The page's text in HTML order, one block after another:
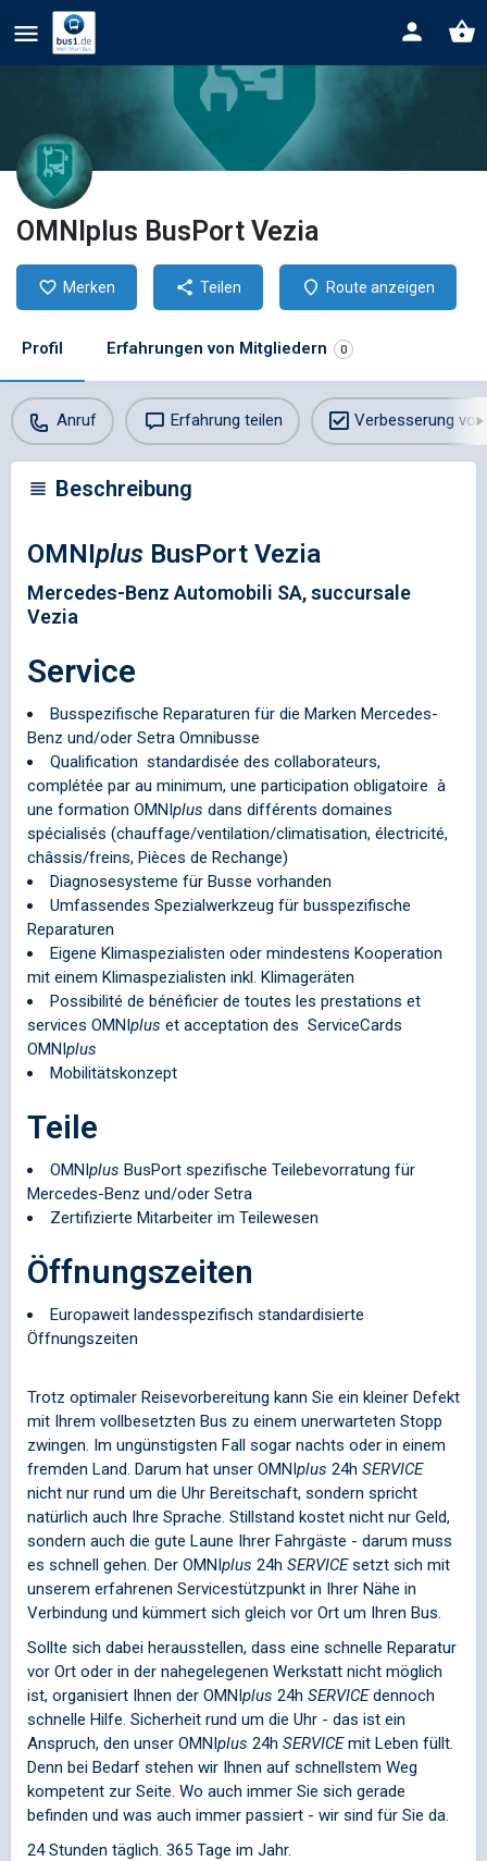
OMNIplus BusPort Vezia
Merken Teilen Route anzeigen
Profil Erfahrungen von Mitgliedern 0
Anruf Erfahrung teilen Verbesserung
Beschreibung
OMNIplus BusPort Vezia
Mercedes-Benz Automobili SA, succursale
Vezia
Service
Busspezifische Reparaturen für die Marken Mercedes-
Benz und/oder Setra Omnibusse
Qualification standardisée des collaborateurs,
complétée par au minimum, une participation obligatoire à
une formation OMNIplus dans différents domaines
spécialisés (chauffage/ventilation/climatisation, électricité,
châssis/freins, Pièces de Rechange)
Diagnosesysteme für Busse vorhanden
Umfassendes Spezialwerkzeug für busspezifische
Reparaturen
Eigene Klimaspezialisten oder mindestens Kooperation
mit einem Klimaspezialisten inkl. Klimageräten
Possibilité de bénéficier de toutes les prestations et
services OMNIplus et acceptation des ServiceCards
OMNIplus
Mobilitätskonzept
Teile
OMNIplus BusPort spezifische Teilebevorratung für
Mercedes-Benz und/oder Setra
Zertifizierte Mitarbeiter im Teilewesen
Öffnungszeiten
Europaweit landesspezifisch standardisierte
Öffnungszeiten
Trotz optimaler Reisevorbereitung kann Sie ein kleiner Defekt
mit Ihrem vollbesetzten Bus zu einem unerwarteten Stopp
zwingen. Im ungünstigsten Fall sogar nachts oder in einem
fremden Land. Darum hat unser OMNIplus 24h SERVICE
nicht nur rund um die Uhr Bereitschaft, sondern spricht
natürlich auch Ihre Sprache. Stillstand kostet nicht nur Geld,
sondern auch die gute Laune Ihrer Fahrgäste - darum muss
es schnell gehen. Der OMNIplus 24h SERVICEsetzt sich mit
unserem erfahrenen Servicestützpunkt in Ihrer Nähe in
Verbindung und kümmert sich gleich vor Ort um Ihren Bus.
Sollte sich dabei herausstellen, dass eine schnelle Reparatur
vor Ort oder in der nahegelegenen Werkstatt nicht möglich
ist, organisiert Ihnen der OMNIplus 24h SERVICEdennoch
schnelle Hilfe. Sicherheit rund um die Uhr - das ist ein
Anspruch, den unser OMNIplus 24h SERVICEmit Leben füllt.
Denn bei Bedarf stehen wir Ihnen auf schnellstem Weg
kompetent zur Seite. Wo auch immer Sie sich gerade
befinden und was auch immer passiert - wir sind für Sie da.
24 Stunden täglich. 365 Tage im Jahr.